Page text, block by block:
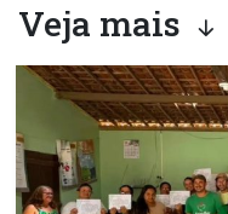
Veja mais